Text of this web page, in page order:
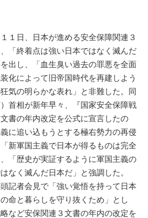
１日、日本が進める安全保障関連３
「終着点は強い日本ではなく滅んだ
出し、「血生臭い過去の罪悪を全面
化によって旧帝国時代を再建しよう
気の明らかな表れ」と非難した。同
首相が新年早々、『国家安全保障戦
書の年内改定を公式に宣言したの
に追い込もうとする極右勢力の再侵
新軍国主義で日本が得るものは完全
「歴史が実証するように軍国主義の
なく滅んだ日本だ」と強調した。
記者会見で「強い覚悟を持って日本
命と暮らしを守り抜くため」とし
など安保関連３文書の年内の改定を